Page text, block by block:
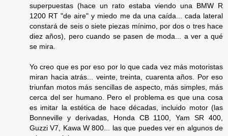
superpuestas (hace un rato estaba viendo una BMW R
1200 RT "de aire" y miedo me da una caída... cada lateral
constará de seis o siete piezas mínimo, por dos o tres hace
diez años), pero cuando se pasen de moda... a ver a qué
se mira.
Yo creo que es por eso por lo que cada vez más motoristas
miran hacia atrás... veinte, treinta, cuarenta años. Por eso
triunfan motos más sencillas de aspecto, más simples, más
cerca del ser humano. Pero el problema es que una cosa
es imitar la estética de hace décadas, incluido motor (las
Bonneville y derivadas, Honda CB 1100, Yam SR 400,
Guzzi V7, Kawa W 800... las que puedes ver en algunos de